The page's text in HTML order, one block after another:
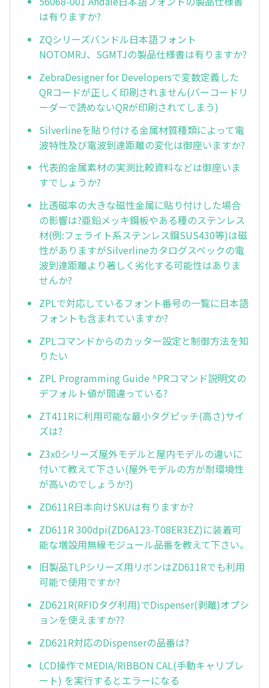
は有りますか?
ZQシリーズバンドル日本語フォント
NOTOMRJ、SGMTJの製品仕様書は有りますか?
ZebraDesigner for Developersで変数定義した
QRコードが正しく印刷されません(バーコードリ
ーダーで読めないQRが印刷されてしまう)
Silverlineを貼り付ける金属材質種類によって電
波特性及び電波到達距離の変化は御座いますか?
代表的金属素材の実測比較資料などは御座いま
すでしょうか?
比透磁率の大きな磁性金属に貼り付けした場合
の影響は?亜鉛メッキ鋼板やある種のステンレス
材(例:フェライト系ステンレス鋼SUS430等)は磁
性がありますがSilverlineカタログスペックの電
波到達距離より著しく劣化する可能性はありま
せんか?
ZPLで対応しているフォント番号の一覧に日本語
フォントも含まれていますか?
ZPLコマンドからのカッター設定と制御方法を知
りたい
ZPL Programming Guide ^PRコマンド説明文の
デフォルト値が間違っている?
ZT411Rに利用可能な最小タグピッチ(高さ)サイ
ズは?
Z3x0シリーズ屋外モデルと屋内モデルの違いに
付いて教えて下さい(屋外モデルの方が耐環境性
が高いのでしょうか?)
ZD611R日本向けSKUは有りますか?
ZD611R 300dpi(ZD6A123-T08ER3EZ)に装着可
能な増設用無線モジュール品番を教えて下さい。
旧製品TLPシリーズ用リボンはZD611Rでも利用
可能で使用ですか?
ZD621R(RFIDタグ利用)でDispenser(剥離)オプシ
ョンを使えますか??
ZD621R対応のDispenserの品番は?
LCD操作でMEDIA/RIBBON CAL(手動キャリブレ
ート) を実行するとエラーになる